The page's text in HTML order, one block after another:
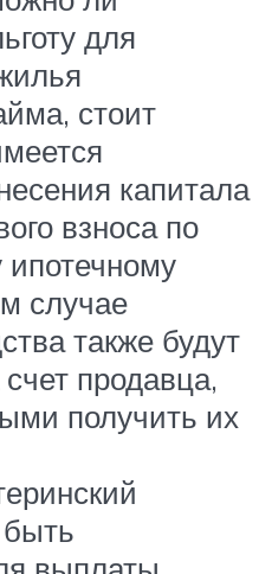
для
стоит
капитала
взноса по
случае
также будут
продавца,
получить их